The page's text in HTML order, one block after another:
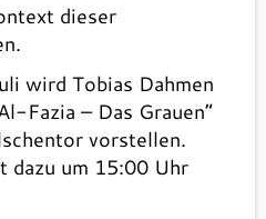
dieser
wird Tobias Dahmen
Fazia – Das Grauen“
vorstellen.
dazu um 15:00 Uhr